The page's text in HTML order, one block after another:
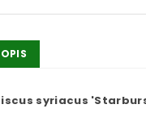
syriacus